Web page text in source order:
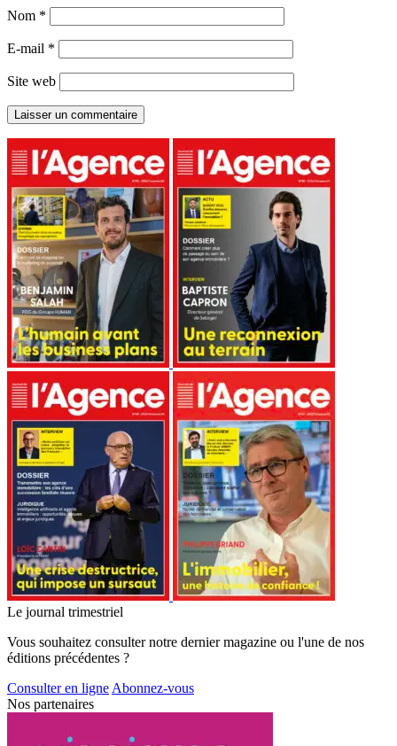
Nom *
E-mail *
Site web
Le journal trimestriel
Vous souhaitez consulter notre dernier magazine ou l'une de nos
éditions précédentes ?
Consulter en ligne Abonnez-vous
Nos partenaires